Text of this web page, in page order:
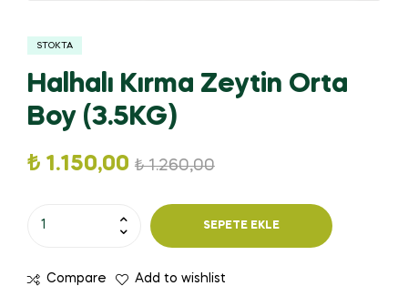
STOKTA
Halhalı Kırma Zeytin Orta
Boy (3.5KG)
₺1.260,00
₺ 1.150,00
SEPETE EKLE
Compare Add to wishlist